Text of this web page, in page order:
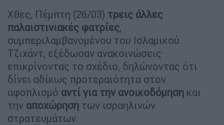
Χθες, Πέμπτη (26/03) τρεις άλλες
παλαιστινιακές φατρίες,
συμπεριλαμβανομένου του Ισλαμικού
Τζιχάντ, εξέδωσαν ανακοινώσεις
επικρίνοντας το σχέδιο, δηλώνοντας ότι
δίνει αδίκως προτεραιότητα στον
αφοπλισμό αντί για την ανοικοδόμηση και
την αποχώρηση των ισραηλινών
στρατευμάτων.